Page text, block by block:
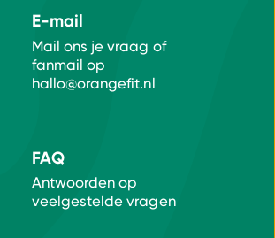
E-mail
Mail ons je vraag of
fanmail op
hallo@orangefit.nl
FAQ
Antwoorden op
veelgestelde vragen